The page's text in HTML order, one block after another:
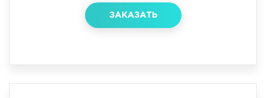
ЗАКАЗАТЬ